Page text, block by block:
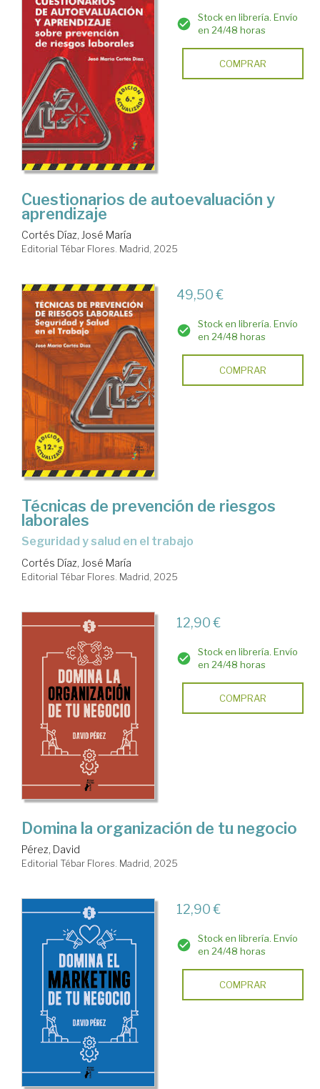
Stock en librería. Envío
en 24/48 horas
COMPRAR
Cuestionarios de autoevaluación y
aprendizaje
Cortés Díaz, José María
Editorial Tébar Flores. Madrid, 2025
49,50 €
Stock en librería. Envío
en 24/48 horas
COMPRAR
Técnicas de prevención de riesgos
laborales
Seguridad y salud en el trabajo
Cortés Díaz, José María
Editorial Tébar Flores. Madrid, 2025
12,90 €
Stock en librería. Envío
en 24/48 horas
COMPRAR
Domina la organización de tu negocio
Pérez, David
Editorial Tébar Flores. Madrid, 2025
12,90 €
Stock en librería. Envío
en 24/48 horas
COMPRAR